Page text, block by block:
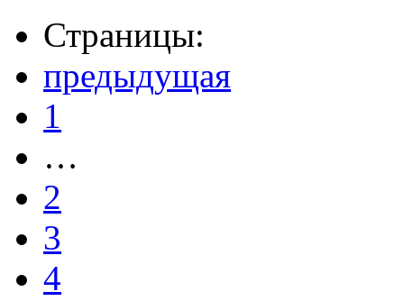
Страницы:
предыдущая
1
…
2
3
4